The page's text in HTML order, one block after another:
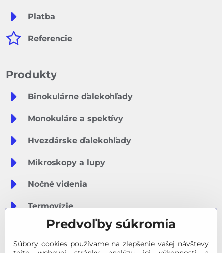
Platba
Referencie
Produkty
Binokulárne ďalekohľady
Monokuláre a spektívy
Hvezdárske ďalekohľady
Mikroskopy a lupy
Nočné videnia
Termovízie
Meteostanice
Značky
Predvoľby súkromia
Súbory cookies používame na zlepšenie vašej návštevy